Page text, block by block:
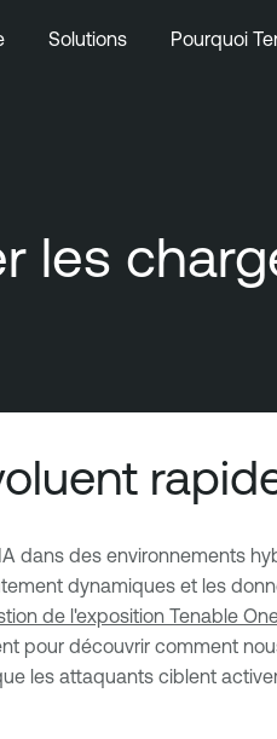
Solutions Pourquoi
les
dans des environnements
dynamiques et les
de l'exposition Tenable One
pour découvrir comment
les attaquants ciblent